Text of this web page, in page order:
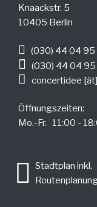
Knaackstr. 5
10405 Berlin
(030) 44 04 95
(030) 44 04 95
concertidee
Öffnungszeiten:
Mo.-Fr. 11:00 -
Stadtplan inkl.